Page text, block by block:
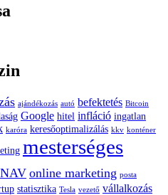
ajándékozás autó befektetés Bitcoin
Google hitel infláció ingatlan
karóra keresőoptimalizálás kkv konténer
mesterséges
NAV online marketing posta
statisztika Tesla vezető vállalkozás